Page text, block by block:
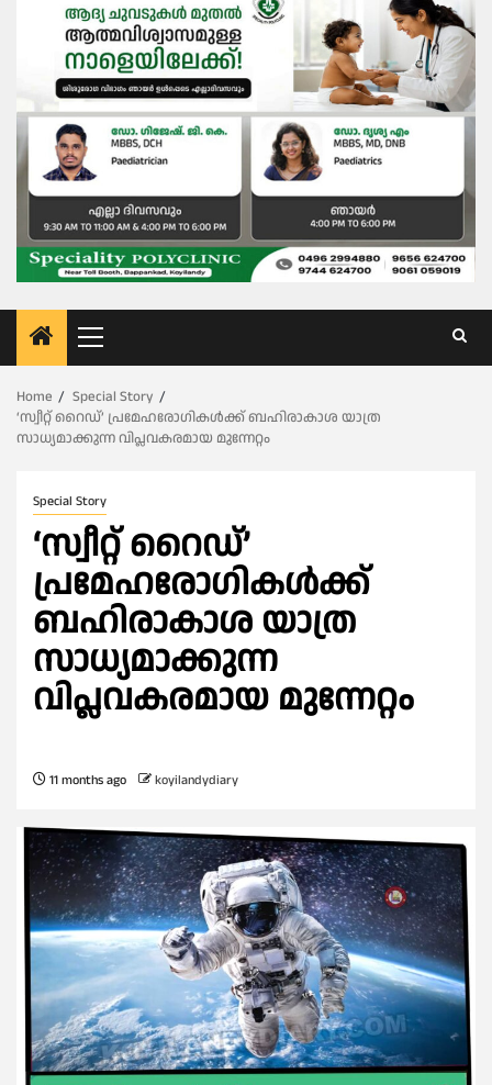
Primary
Menu
Home
Special Story
‘സ്വീറ്റ് റൈഡ്’ പ്രമേഹരോഗികൾക്ക് ബഹിരാകാശ യാത്ര
സാധ്യമാക്കുന്ന വിപ്ലവകരമായ മുന്നേറ്റം
Special Story
‘സ്വീറ്റ് റൈഡ്’
പ്രമേഹരോഗികൾക്ക്
ബഹിരാകാശ യാത്ര
സാധ്യമാക്കുന്ന
വിപ്ലവകരമായ മുന്നേറ്റം
11 months ago koyilandydiary